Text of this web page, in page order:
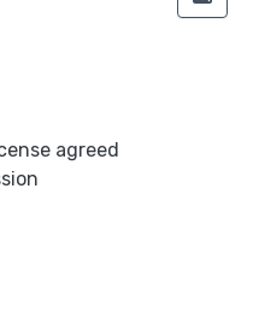
agreed